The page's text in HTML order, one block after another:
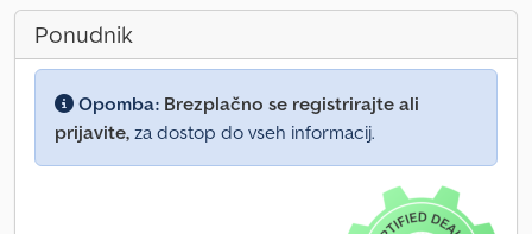
Ponudnik
Opomba: Brezplačno se registrirajte ali
prijavite, za dostop do vseh informacij.